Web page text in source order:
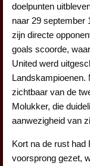
doelpunten
naar 29 september
zijn directe
goals scoorde,
United werd
Landskampioenen.
zichtbaar van de
Molukker, die
aanwezigheid van
Kort na de rust had
voorsprong gezet,